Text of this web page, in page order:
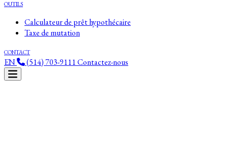
OUTILS
Calculateur de prêt hypothécaire
Taxe de mutation
CONTACT
EN (514) 703-9111Contactez-nous